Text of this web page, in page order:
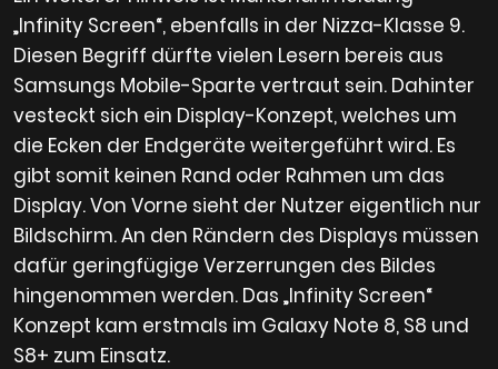
„Infinity Screen“, ebenfalls in der Nizza-Klasse 9.
Diesen Begriff dürfte vielen Lesern bereis aus
Samsungs Mobile-Sparte vertraut sein. Dahinter
vesteckt sich ein Display-Konzept, welches um
die Ecken der Endgeräte weitergeführt wird. Es
gibt somit keinen Rand oder Rahmen um das
Display. Von Vorne sieht der Nutzer eigentlich nur
Bildschirm. An den Rändern des Displays müssen
dafür geringfügige Verzerrungen des Bildes
hingenommen werden. Das „Infinity Screen“
Konzept kam erstmals im Galaxy Note 8, S8 und
S8+ zum Einsatz.